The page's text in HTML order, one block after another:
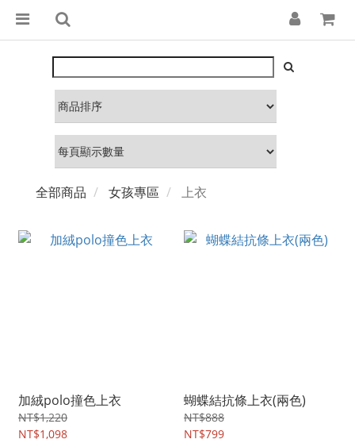
全部商品 女孩專區 上衣
加絨polo撞色上衣
NT$1,220
NT$1,098
蝴蝶結抗條上衣(兩色)
NT$888
NT$799